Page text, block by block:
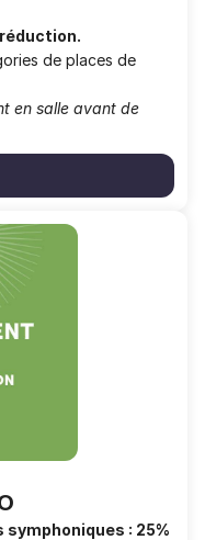
de places de
en salle avant de
symphoniques : 25%